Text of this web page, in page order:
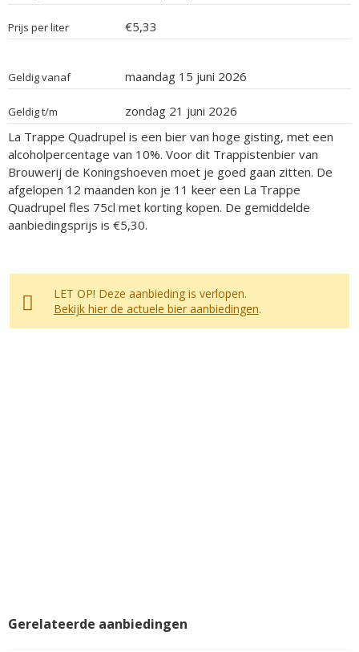
Prijs per liter €5,33
Geldig vanaf maandag 15 juni 2026
Geldig t/m
zondag 21 juni 2026
La Trappe Quadrupel is een bier van hoge gisting, met een
alcoholpercentage van 10%. Voor dit Trappistenbier van
Brouwerij de Koningshoeven moet je goed gaan zitten. De
afgelopen 12 maanden kon je 11 keer een La Trappe
Quadrupel fles 75cl met korting kopen. De gemiddelde
aanbiedingsprijs is €5,30.
LET OP! Deze aanbieding is verlopen.
Bekijk hier de actuele bier aanbiedingen.
Gerelateerde aanbiedingen